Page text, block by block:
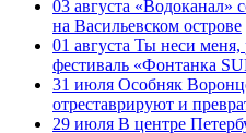
03 августа «Водоканал»
на Васильевском острове
01 августа Ты неси меня,
фестиваль «Фонтанка
31 июля Особняк
отреставрируют и
29 июля В центре